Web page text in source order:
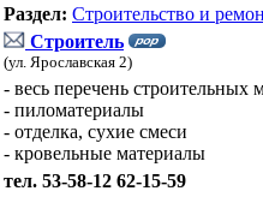
Раздел: Строительство и
Строитель
(ул. Ярославская 2)
- весь перечень строительных
- пиломатериалы
- отделка, сухие смеси
- кровельные материалы
тел. 53-58-12 62-15-59